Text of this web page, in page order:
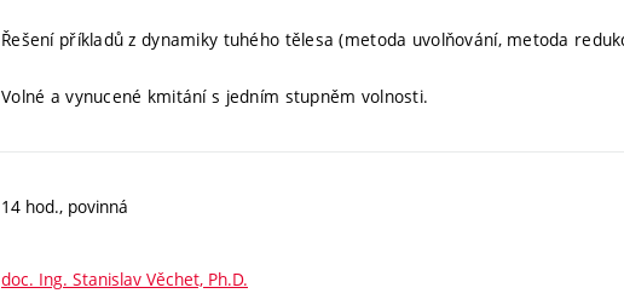
Řešení příkladů z dynamiky tuhého tělesa (metoda uvolňování, metoda
Volné a vynucené kmitání s jedním stupněm volnosti.
14 hod., povinná
doc. Ing. Stanislav Věchet, Ph.D.